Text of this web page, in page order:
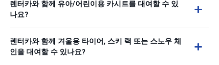
렌터카와 함께 유아/어린이용 카시트를 대여할 수 있
나요?
렌터카와 함께 겨울용 타이어, 스키 랙 또는 스노우 체
인을 대여할 수 있나요?